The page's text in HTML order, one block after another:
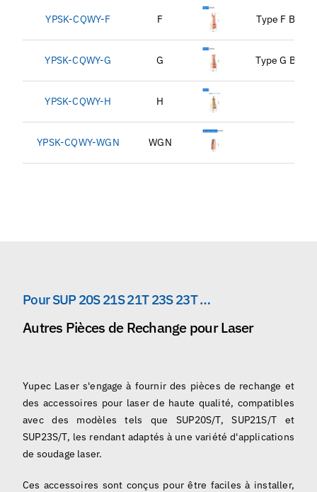
YPSK-CQWY-F F Type F
YPSK-CQWY-G G Type G
YPSK-CQWY-H H
YPSK-CQWY-WGN WGN
Pour SUP 20S 21S 21T 23S 23T …
Autres Pièces de Rechange pour Laser
Yupec Laser s'engage à fournir des pièces de rechange et
des accessoires pour laser de haute qualité, compatibles
avec des modèles tels que SUP20S/T, SUP21S/T et
SUP23S/T, les rendant adaptés à une variété d'applications
de soudage laser.
Ces accessoires sont conçus pour être faciles à installer,